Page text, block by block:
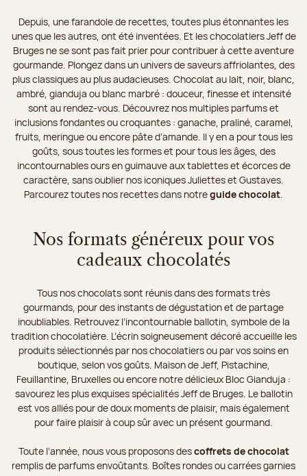
Depuis, une farandole de recettes, toutes plus étonnantes les
unes que les autres, ont été inventées. Et les chocolatiers Jeff de
Bruges ne se sont pas fait prier pour contribuer à cette aventure
gourmande. Plongez dans un univers de saveurs affriolantes, des
plus classiques au plus audacieuses. Chocolat au lait, noir, blanc,
ambré, gianduja ou blanc marbré : douceur, finesse et intensité
sont au rendez-vous. Découvrez nos multiples parfums et
inclusions fondantes ou croquantes : ganache, praliné, caramel,
fruits, meringue ou encore pâte d’amande. Il y en a pour tous les
goûts, sous toutes les formes et pour tous les âges, des
incontournables ours en guimauve aux tablettes et écorces de
caractère, sans oublier nos iconiques Juliettes et Gustaves.
Parcourez toutes nos recettes dans notreguide chocolat
Nos formats généreux pour vos
cadeaux chocolatés
Tous nos chocolats sont réunis dans des formats très
gourmands, pour des instants de dégustation et de partage
inoubliables. Retrouvez l’incontournable ballotin, symbole de la
tradition chocolatière. L’écrin soigneusement décoré accueille les
produits sélectionnés par nos chocolatiers ou par vos soins en
boutique, selon vos goûts. Maison de Jeff, Pistachine,
Feuillantine, Bruxelles ou encore notre délicieux Bloc Gianduja :
savourez les plus exquises spécialités Jeff de Bruges. Le ballotin
est vos alliés pour de doux moments de plaisir, mais également
pour faire plaisir à coup sûr avec un présent gourmand.
Toute l’année, nous vous proposons descoffrets de chocolat
remplis de parfums envoûtants. Boîtes rondes ou carrées garnies